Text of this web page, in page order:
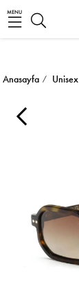
MENU
Anasayfa Unisex